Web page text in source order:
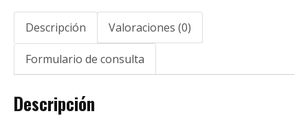
Descripción Valoraciones (0)
Formulario de consulta
Descripción